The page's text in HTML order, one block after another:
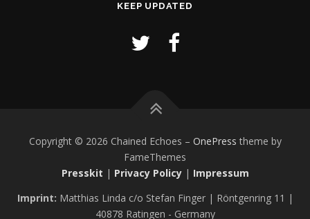
KEEP UPDATED
Copyright © 2026 Chained Echoes – OnePress theme by
FameThemes
Presskit | Privacy Policy| Impressum
Imprint: Matthias Linda c/o Stefan Finger | Röntgenring 11 |
40878 Ratingen - Germany